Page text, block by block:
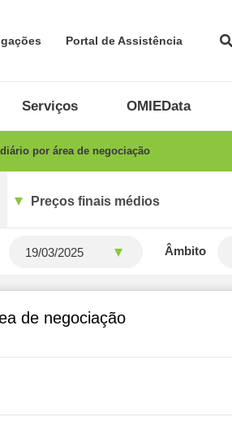
Portal de Assistência
Serviços OMIEData
por área de negociação
Preços finais médios
Âmbito
de negociação